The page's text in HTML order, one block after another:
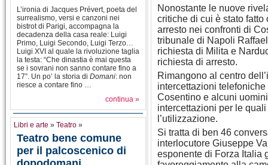
L’ironia di Jacques Prévert, poeta del
surrealismo, versi e canzoni nei
bistrot di Parigi, accompagna la
decadenza della casa reale: Luigi
Primo, Luigi Secondo, Luigi Terzo…
Luigi XVI al quale la rivoluzione taglia
la testa: “Che dinastia è mai questa
se i sovrani non sanno contare fino a
17”. Un po’ la storia di Domani: non
riesce a contare fino …
continua »
Libri e arte » Teatro »
Teatro bene comune
per il palcoscenico di
Nonostante le nuove
critiche di cui è stato
arresto nei confronti di
tribunale di Napoli
richiesta di Milita e
richiesta di arresto.
Rimangono al centro
intercettazioni
Cosentino e alcuni
intercettazioni per le
l’utilizzazione.
Si tratta di ben 46
interlocutore Giuseppe
esponente di Forza Italia